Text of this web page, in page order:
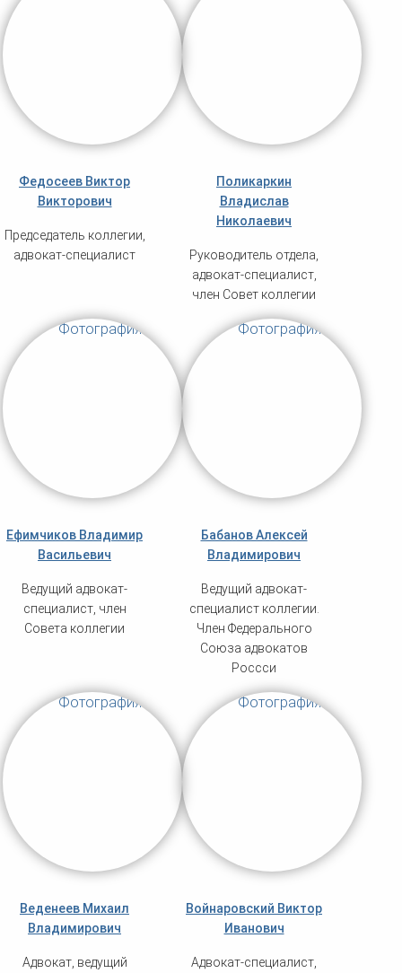
Федосеев Виктор
Викторович
Председатель коллегии,
адвокат-специалист
Поликаркин
Владислав
Николаевич
Руководитель отдела,
адвокат-специалист,
член Совет коллегии
Ефимчиков Владимир
Васильевич
Ведущий адвокат-
специалист, член
Совета коллегии
Бабанов Алексей
Владимирович
Ведущий адвокат-
специалист коллегии.
Член Федерального
Союза адвокатов
Россси
Веденеев Михаил
Владимирович
Адвокат, ведущий
Войнаровский Виктор
Иванович
Адвокат-специалист,